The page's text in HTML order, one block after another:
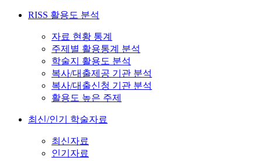
RISS 활용도 분석
자료 현황 통계
주제별 활용통계 분석
학술지 활용도 분석
복사/대출제공 기관 분석
복사/대출신청 기관 분석
활용도 높은 주제
최신/인기 학술자료
최신자료
인기자료